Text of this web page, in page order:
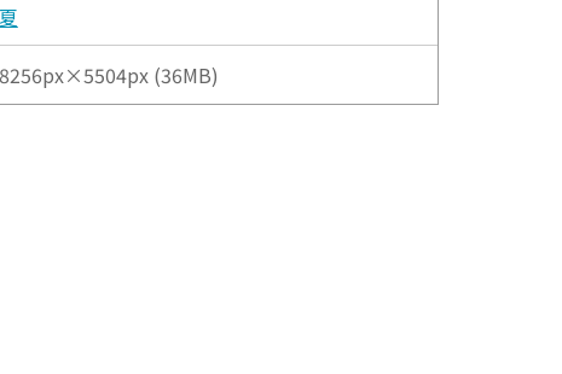
夏
8256px×5504px (36MB)